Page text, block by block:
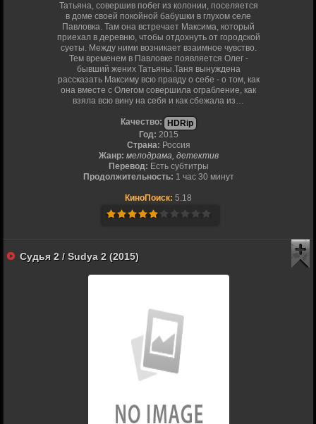
Татьяна, совершив побег из колонии, поселяется
в доме своей покойной бабушки в глухом селе
Павловка. Там она встречает Максима, который
приехал в деревню, чтобы отдохнуть от городской
суеты. Между ними возникает взаимное чувство.
Тем временем в Павловке появляется Олег -
бывший жених Татьяны.Таня вынуждена
рассказать Максиму всю правду о себе - о том, как
она вместе с Олегом совершила ограбление, как
взяла всю вину на себя и как сбежала из…
Качество:
HDRip
Год: 2015
Страна: Россия
Жанр: мелодрама, детектив
Перевод: Есть субтитры
Продолжительность: 1 час 30 минут
КиноПоиск: 5.18
Судья 2 / Sudya 2 (2015)